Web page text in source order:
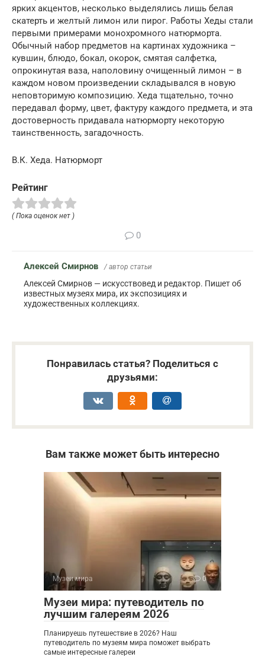
ярких акцентов, несколько выделялись лишь белая
скатерть и желтый лимон или пирог. Работы Хеды стали
первыми примерами монохромного натюрморта.
Обычный набор предметов на картинах художника –
кувшин, блюдо, бокал, окорок, смятая салфетка,
опрокинутая ваза, наполовину очищенный лимон – в
каждом новом произведении складывался в новую
неповторимую композицию. Хеда тщательно, точно
передавал форму, цвет, фактуру каждого предмета, и эта
достоверность придавала натюрморту некоторую
таинственность, загадочность.
В.К. Хеда. Натюрморт
Рейтинг
( Пока оценок нет )
0
Алексей Смирнов / автор статьи
Алексей Смирнов — искусствовед и редактор. Пишет об
известных музеях мира, их экспозициях и
художественных коллекциях.
Понравилась статья? Поделиться с
друзьями:
Вам также может быть интересно
Музеи мира 0
Музеи мира: путеводитель по
лучшим галереям 2026
Планируешь путешествие в 2026? Наш
путеводитель по музеям мира поможет выбрать
самые интересные галереи